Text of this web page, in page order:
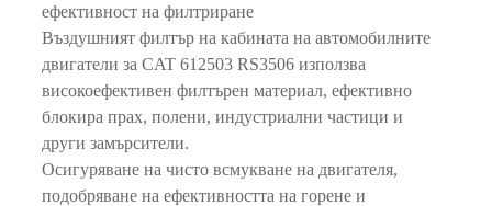
ефективност на филтриране
Въздушният филтър на кабината на автомобилните
двигатели за CAT 612503 RS3506 използва
високоефективен филтърен материал, ефективно
блокира прах, полени, индустриални частици и
други замърсители.
Осигуряване на чисто всмукване на двигателя,
подобряване на ефективността на горене и